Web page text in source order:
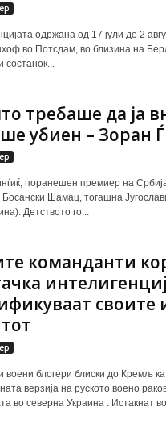
одржана од 17 јули до 2
во Потсдам, во близина на
состанок...
требаше да ја
убиен – Зоран
поранешен премиер на
Босански Шамац, тогашна
Детството го...
команданти
своите
воени блогери блиски до Кремљ
верзија на руското воено
во северна Украина . Истакнат